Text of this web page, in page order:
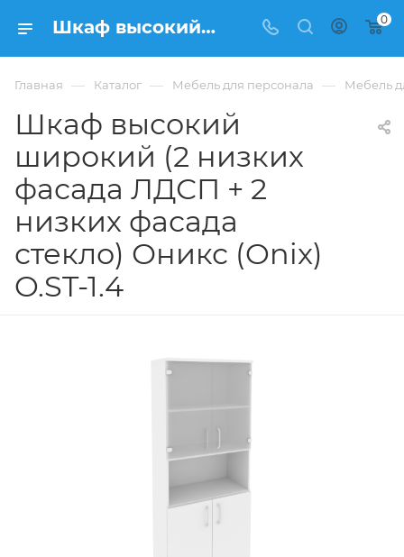
Шкаф высокий широкий (2 низких фасада ЛДСП + 2 низких фасада стекло) Оникс (Onix) O.ST-1.4 из ЛДСП купить в Москве, цена 19 948 ₽ - интернет-магазин ФРАНКОМ 0
Главная — Каталог — Мебель для персонала — Мебель
Шкаф высокий
широкий (2 низких
фасада ЛДСП + 2
низких фасада
стекло) Оникс (Onix)
O.ST-1.4